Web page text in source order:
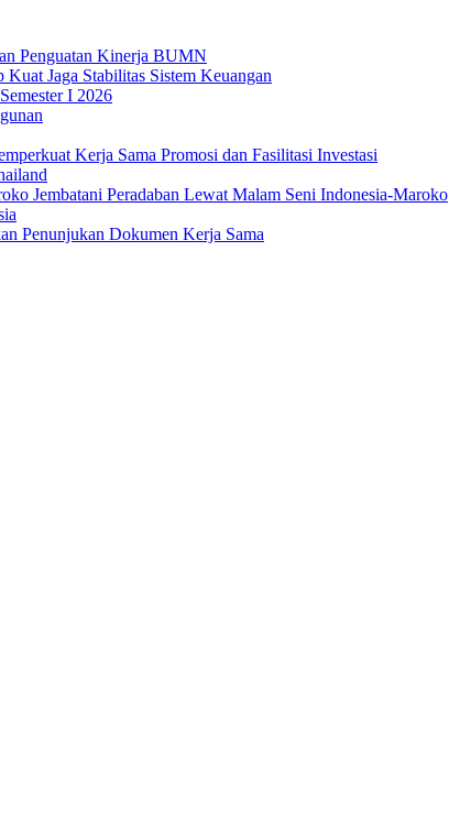
Penguatan Kinerja BUMN
Jaga Stabilitas Sistem Keuangan
I 2026
Kerja Sama Promosi dan Fasilitasi Investasi
Jembatani Peradaban Lewat Malam Seni Indonesia-Maroko
Penunjukan Dokumen Kerja Sama